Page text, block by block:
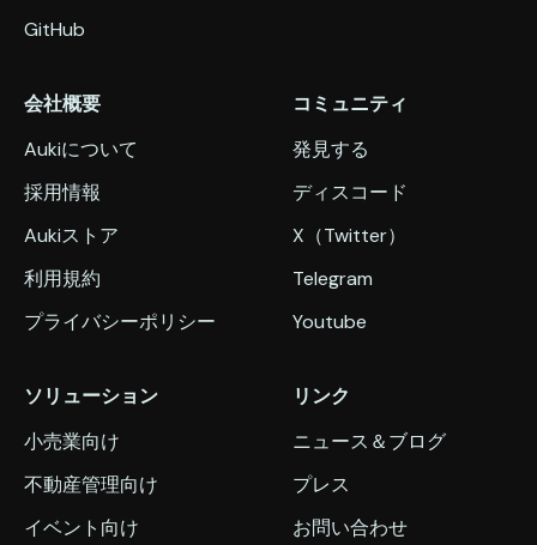
GitHub
ソリューション
小売業向け
不動産管理向け
イベント向け
会社概要
Aukiについて
採用情報
Aukiストア
利用規約
プライバシーポリシー
リンク
ニュース＆ブログ
プレス
お問い合わせ
コミュニティ
発見する
ディスコード
X（Twitter）
Telegram
Youtube